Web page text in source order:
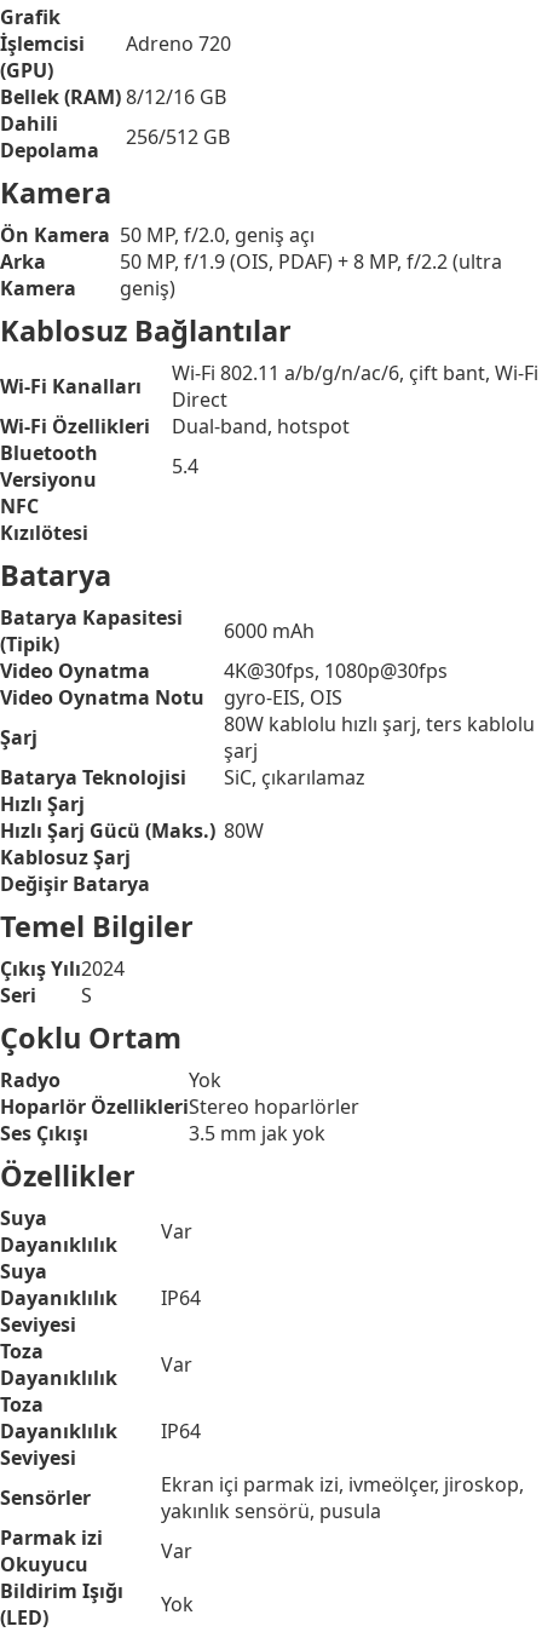
Grafik
İşlemcisi
(GPU)
Adreno 720
Bellek (RAM)8/12/16 GB
Dahili
Depolama
256/512 GB
Kamera
Ön Kamera 50 MP, f/2.0, geniş açı
Arka
Kamera
50 MP, f/1.9 (OIS, PDAF) + 8 MP, f/2.2 (ultra
geniş)
Kablosuz Bağlantılar
Wi-Fi Kanalları
Wi-Fi 802.11 a/b/g/n/ac/6, çift bant, Wi-Fi
Direct
Wi-Fi Özellikleri
Dual-band, hotspot
Bluetooth
Versiyonu
5.4
NFC
Kızılötesi
Batarya
Batarya Kapasitesi
(Tipik)
6000 mAh
Video Oynatma
4K@30fps, 1080p@30fps
Video Oynatma Notu
gyro-EIS, OIS
Şarj
80W kablolu hızlı şarj, ters kablolu
şarj
Batarya Teknolojisi
SiC, çıkarılamaz
Hızlı Şarj
Hızlı Şarj Gücü (Maks.) 80W
Kablosuz Şarj
Değişir Batarya
Temel Bilgiler
Çıkış Yılı2024
Seri
S
Çoklu Ortam
Radyo
Yok
Hoparlör ÖzellikleriStereo hoparlörler
Ses Çıkışı
3.5 mm jak yok
Özellikler
Suya
Dayanıklılık
Var
Suya
Dayanıklılık
Seviyesi
IP64
Toza
Dayanıklılık
Var
Toza
Dayanıklılık
Seviyesi
IP64
Sensörler
Ekran içi parmak izi, ivmeölçer, jiroskop,
yakınlık sensörü, pusula
Parmak izi
Okuyucu
Var
Bildirim Işığı
(LED)
Yok